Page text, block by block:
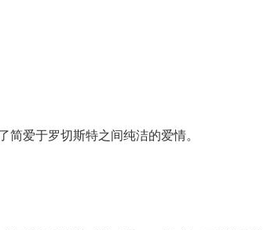
简爱于罗切斯特之间纯洁的爱情。